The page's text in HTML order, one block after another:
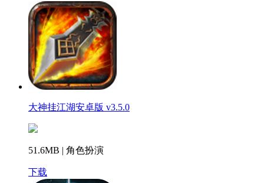
大神挂江湖安卓版 v3.5.0
51.6MB | 角色扮演
下载